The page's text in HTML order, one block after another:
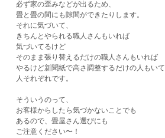
必ず家の歪みなどが出るため、
畳と畳の間にも隙間ができたりします。
それに気づいて、
きちんとやられる職人さんもいれば
気づいてるけど
そのまま張り替えるだけの職人さんもいれば
やるけど新聞紙で高さ調整するだけの人もいて
人それぞれです。
そういうのって、
お客様からしたら気づかないことでも
あるので、畳屋さん選びにも
ご注意ください〜！